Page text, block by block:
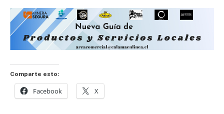
Comparte esto:
Facebook X